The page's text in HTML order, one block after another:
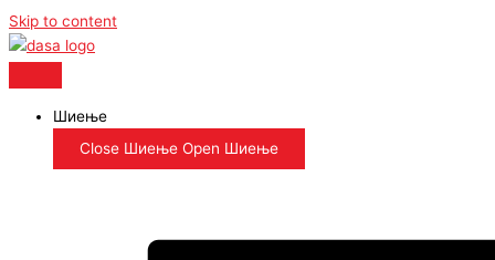
Skip to content
Шиење
Close Шиење Open Шиење